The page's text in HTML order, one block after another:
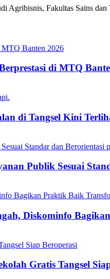
Agribisnis, Fakultas Sains
di MTQ
di Tangsel Kini
Publik Sesuai
Diskominfo
Gratis Tangsel